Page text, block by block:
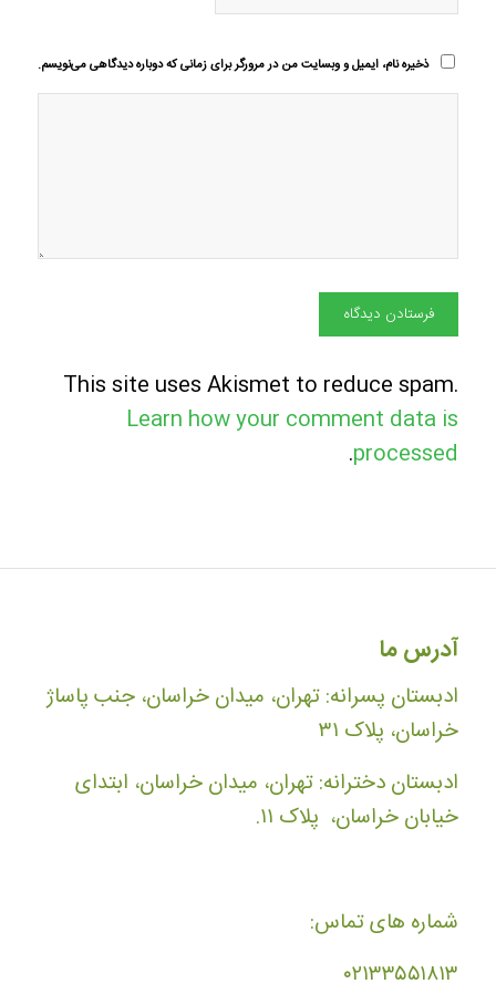
ذخیره نام، ایمیل و وبسایت من در مرورگر برای زمانی که دوباره دیدگاهی می‌نویسم.
This site uses Akismet to reduce spam.
Learn how your comment data is
processed
.
آدرس ما
ادبستان پسرانه: تهران، میدان خراسان، جنب پاساژ
خراسان، پلاک ۳۱
ادبستان دخترانه: تهران، میدان خراسان، ابتدای
خیابان خراسان، پلاک ۱۱.
شماره های تماس:
۰۲۱۳۳۵۵۱۸۱۳